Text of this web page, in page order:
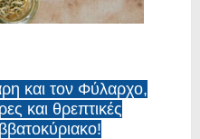
και τον Φύλαρχο,
και θρεπτικές